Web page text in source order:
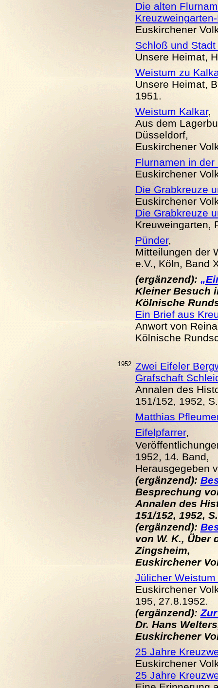
Die alten
Euskirchener
Schloß und
Unsere Heimat,
Weistum zu
Unsere Heimat,
1951.
Weistum Kalkar,
Aus dem
Düsseldorf,
Euskirchener
Flurnamen in
Euskirchener
Die Grabkreuze
Euskirchener
Die Grabkreuze
Kreuweingarten,
Pünder,
Mitteilungen der
e.V., Köln, Band
(ergänzend):
Kleiner Besuch
Kölnische
Ein Brief aus
Anwort von
Kölnische
1952 Zwei Eifeler
Grafschaft
Annalen des
151/152, 1952,
Matthias
Eifelpfarrer,
1952, 14. Band,
Herausgegeben
(ergänzend):
Besprechung
Annalen des
151/152, 1952,
(ergänzend):
von W. K., Über
Zingsheim,
Euskirchener
Jülicher
Euskirchener
195, 27.8.1952.
(ergänzend):
Dr. Hans
Euskirchener
25 Jahre
Euskirchener
25 Jahre